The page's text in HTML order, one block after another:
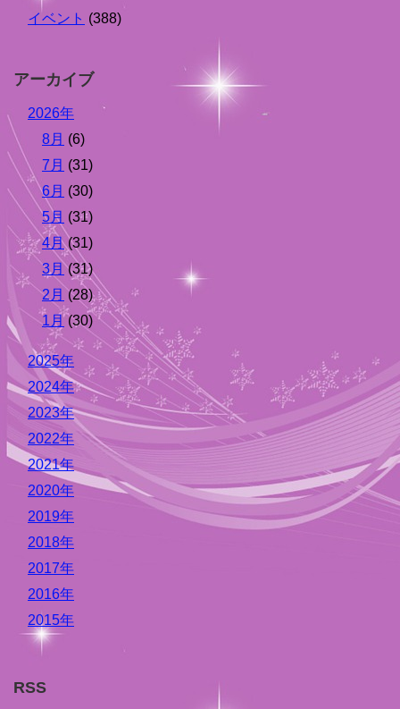
イベント (388)
アーカイブ
2026年
8月 (6)
7月 (31)
6月 (30)
5月 (31)
4月(31)
3月(31)
2月 (28)
1月(30)
2025年
2024年
2023年
2022年
2021年
2020年
2019年
2018年
2017年
2016年
2015年
RSS